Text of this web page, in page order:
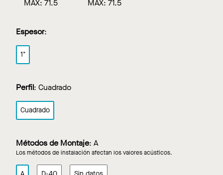
MÁX: 71.5
MÁX: 71.5
Espesor:
1"
Perfil: Cuadrado
Cuadrado
Métodos de Montaje: A
Los métodos de instalación afectan los valores acústicos.